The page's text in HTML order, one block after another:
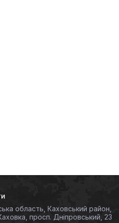
область, Каховський район,
просп. Дніпровський, 23